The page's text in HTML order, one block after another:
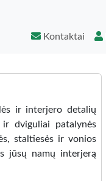
Kontaktai
ir interjero detalių
ir dviguliai patalynės
staltiesės ir vonios
jūsų namų interjerą